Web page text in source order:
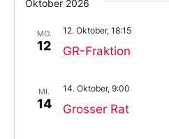
Oktober 2026
MO.
12 GR-Fraktion
12. Oktober, 18:15
MI.
14 Grosser Rat
14. Oktober, 9:00